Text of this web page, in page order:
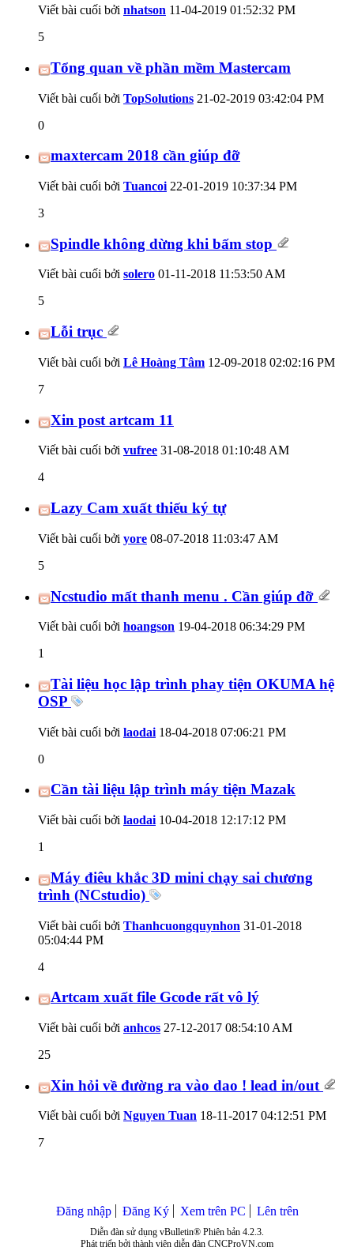
Viết bài cuối bởi nhatson 11-04-2019 01:52:32 PM
5
Tổng quan về phần mềm Mastercam
Viết bài cuối bởi TopSolutions 21-02-2019 03:42:04 PM
0
maxtercam 2018 cần giúp đỡ
Viết bài cuối bởi Tuancoi 22-01-2019 10:37:34 PM
3
Spindle không dừng khi bấm stop
Viết bài cuối bởi solero 01-11-2018 11:53:50 AM
5
Lỗi trục
Viết bài cuối bởi Lê Hoàng Tâm 12-09-2018 02:02:16 PM
7
Xin post artcam 11
Viết bài cuối bởi vufree 31-08-2018 01:10:48 AM
4
Lazy Cam xuất thiếu ký tự
Viết bài cuối bởi yore 08-07-2018 11:03:47 AM
5
Ncstudio mất thanh menu . Cần giúp đỡ
Viết bài cuối bởi hoangson 19-04-2018 06:34:29 PM
1
Tài liệu học lập trình phay tiện OKUMA hệ
OSP
Viết bài cuối bởi laodai 18-04-2018 07:06:21 PM
0
Cần tài liệu lập trình máy tiện Mazak
Viết bài cuối bởi laodai 10-04-2018 12:17:12 PM
1
Máy điêu khắc 3D mini chạy sai chương
trình (NCstudio)
Viết bài cuối bởi Thanhcuongquynhon 31-01-2018
05:04:44 PM
4
Artcam xuất file Gcode rất vô lý
Viết bài cuối bởi anhcos 27-12-2017 08:54:10 AM
25
Xin hỏi về đường ra vào dao ! lead in/out
Viết bài cuối bởi Nguyen Tuan 18-11-2017 04:12:51 PM
7
Đăng nhập Đăng Ký Xem trên PC Lên trên
Diễn đàn sử dụng vBulletin® Phiên bản 4.2.3.
Phát triển bởi thành viên diễn đàn CNCProVN.com